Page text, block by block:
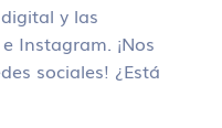
y las
Instagram. ¡Nos
sociales! ¿Está